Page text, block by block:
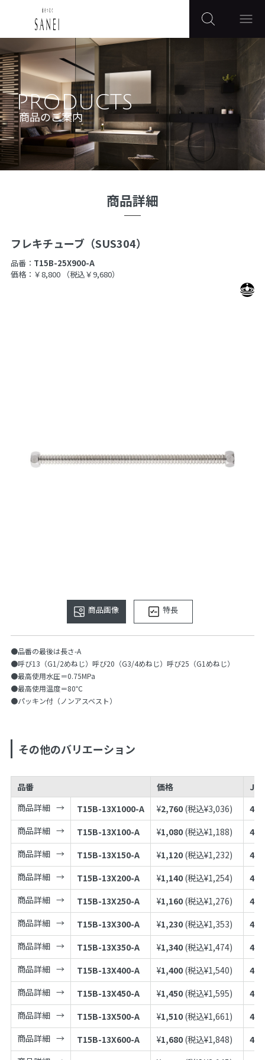
PRODUCTS
商品のご案内
商品詳細
フレキチューブ（SUS304）
品番： T15B-25X900-A
価格：￥8,800
（税込￥9,680）
商品画像 特長
●品番の最後は長さ-A
●呼び13（G1/2めねじ）呼び20（G3/4めねじ）呼び25（G1めねじ）
●最高使用水圧＝0.75MPa
●最高使用温度＝80℃
●パッキン付（ノンアスベスト）
その他のバリエーション
品番 価格
商品詳細
T15B-13X1000-A ¥2,760 (税込¥3,036)
商品詳細
T15B-13X100-A ¥1,080 (税込¥1,188)
商品詳細
T15B-13X150-A ¥1,120 (税込¥1,232)
商品詳細
T15B-13X200-A ¥1,140 (税込¥1,254)
商品詳細
T15B-13X250-A ¥1,160 (税込¥1,276)
商品詳細
T15B-13X300-A ¥1,230 (税込¥1,353)
商品詳細
T15B-13X350-A ¥1,340 (税込¥1,474)
商品詳細
T15B-13X400-A ¥1,400 (税込¥1,540)
商品詳細
T15B-13X450-A ¥1,450 (税込¥1,595)
商品詳細
T15B-13X500-A ¥1,510 (税込¥1,661)
商品詳細
T15B-13X600-A ¥1,680 (税込¥1,848)